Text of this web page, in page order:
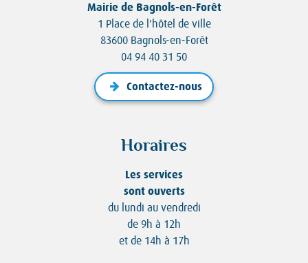
Mairie de Bagnols-en-Forêt
1 Place de l'hôtel de ville
83600 Bagnols-en-Forêt
04 94 40 31 50
Contactez-nous
Horaires
Les services
sont ouverts
du lundi au vendredi
de 9h à 12h
et de 14h à 17h